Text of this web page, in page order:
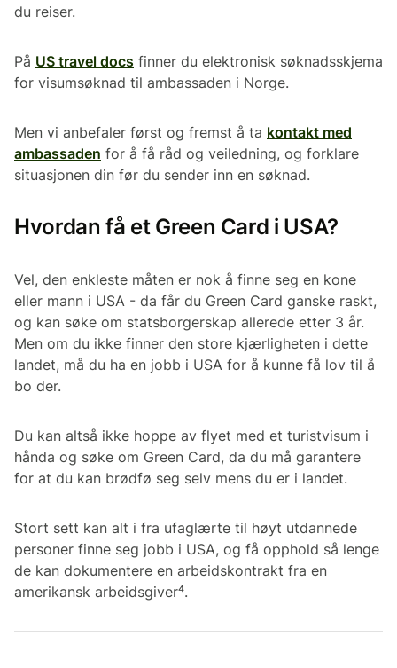
du reiser.
På US travel docs finner du elektronisk søknadsskjema
for visumsøknad til ambassaden i Norge.
Men vi anbefaler først og fremst å ta kontakt med
ambassaden for å få råd og veiledning, og forklare
situasjonen din før du sender inn en søknad.
Hvordan få et Green Card i USA?
Vel, den enkleste måten er nok å finne seg en kone
eller mann i USA - da får du Green Card ganske raskt,
og kan søke om statsborgerskap allerede etter 3 år.
Men om du ikke finner den store kjærligheten i dette
landet, må du ha en jobb i USA for å kunne få lov til å
bo der.
Du kan altså ikke hoppe av flyet med et turistvisum i
hånda og søke om Green Card, da du må garantere
for at du kan brødfø seg selv mens du er i landet.
Stort sett kan alt i fra ufaglærte til høyt utdannede
personer finne seg jobb i USA, og få opphold så lenge
de kan dokumentere en arbeidskontrakt fra en
amerikansk arbeidsgiver⁴.